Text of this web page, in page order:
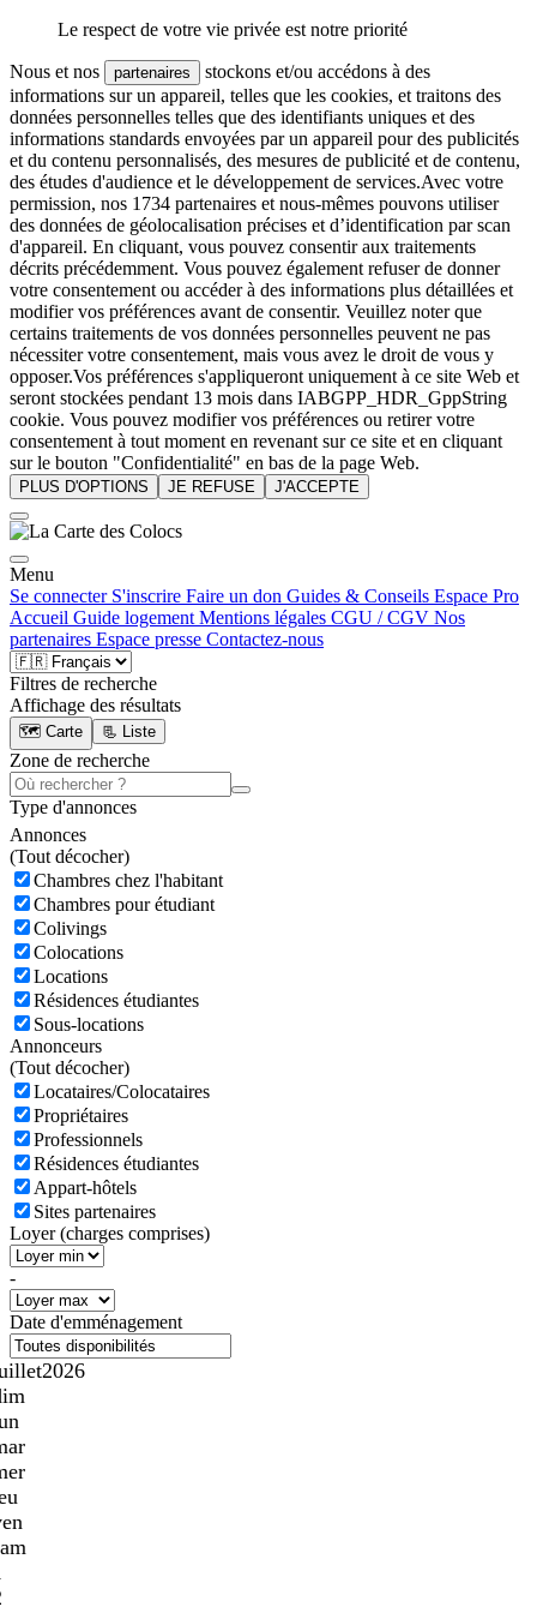
Le respect de votre vie privée est notre priorité
Nous et nos partenaires
stockons et/ou accédons à des
informations sur un appareil, telles que les cookies, et traitons des
données personnelles telles que des identifiants uniques et des
informations standards envoyées par un appareil pour des publicités
et du contenu personnalisés, des mesures de publicité et de contenu,
des études d'audience et le développement de services.Avec votre
permission, nos 1734 partenaires et nous-mêmes pouvons utiliser
des données de géolocalisation précises et d’identification par scan
d'appareil. En cliquant, vous pouvez consentir aux traitements
décrits précédemment. Vous pouvez également refuser de donner
votre consentement ou accéder à des informations plus détaillées et
modifier vos préférences avant de consentir. Veuillez noter que
certains traitements de vos données personnelles peuvent ne pas
nécessiter votre consentement, mais vous avez le droit de vous y
opposer.Vos préférences s'appliqueront uniquement à ce site Web et
seront stockées pendant 13 mois dans IABGPP_HDR_GppString
cookie. Vous pouvez modifier vos préférences ou retirer votre
consentement à tout moment en revenant sur ce site et en cliquant
sur le bouton "Confidentialité" en bas de la page Web.
PLUS D'OPTIONS JE REFUSE J'ACCEPTE
Menu
Se connecter S'inscrire Faire un don Guides & Conseils Espace Pro
Accueil Guide logement Mentions légales CGU / CGV Nos
partenaires Espace presse Contactez-nous
Filtres de recherche
Affichage des résultats
🗺️ Carte 📃 Liste
Zone de recherche
Type d'annonces
Annonces
(Tout décocher)
Chambres chez l'habitant
Chambres pour étudiant
Colivings
Colocations
Locations
Résidences étudiantes
Sous-locations
Annonceurs
(Tout décocher)
Locataires/Colocataires
Propriétaires
Professionnels
Résidences étudiantes
Appart-hôtels
Sites partenaires
Loyer (charges comprises)
-
Date d'emménagement
2026